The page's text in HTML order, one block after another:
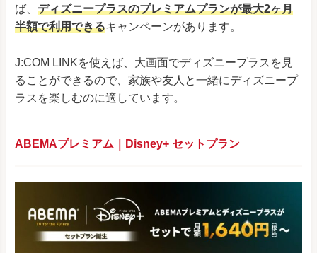
ば、 ディズニープラスのプレミアムプランが最大2ヶ月
半額で利用できるキャンペーンがあります。
J:COM LINKを使えば、大画面でディズニープラスを見
ることができるので、家族や友人と一緒にディズニープ
ラスを楽しむのに適しています。
ABEMAプレミアム｜Disney+ セットプラン